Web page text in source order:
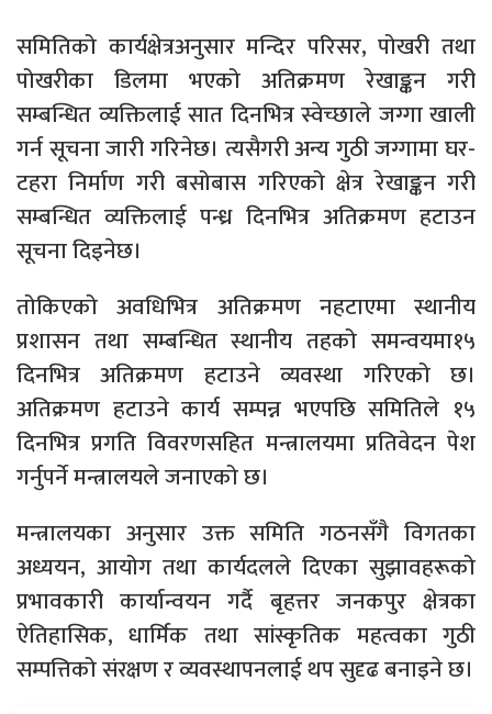
समितिको कार्यक्षेत्रअनुसार मन्दिर परिसर, पोखरी तथा
पोखरीका डिलमा भएको अतिक्रमण रेखाङ्कन गरी
सम्बन्धित व्यक्तिलाई सात दिनभित्र स्वेच्छाले जग्गा खाली
गर्न सूचना जारी गरिनेछ। त्यसैगरी अन्य गुठी जग्गामा घर-
टहरा निर्माण गरी बसोबास गरिएको क्षेत्र रेखाङ्कन गरी
सम्बन्धित व्यक्तिलाई पन्ध्र दिनभित्र अतिक्रमण हटाउन
सूचना दिइनेछ।
तोकिएको अवधिभित्र अतिक्रमण नहटाएमा स्थानीय
प्रशासन तथा सम्बन्धित स्थानीय तहको समन्वयमा१५
दिनभित्र अतिक्रमण हटाउने व्यवस्था गरिएको छ।
अतिक्रमण हटाउने कार्य सम्पन्न भएपछि समितिले १५
दिनभित्र प्रगति विवरणसहित मन्त्रालयमा प्रतिवेदन पेश
गर्नुपर्ने मन्त्रालयले जनाएको छ।
मन्त्रालयका अनुसार उक्त समिति गठनसँगै विगतका
अध्ययन, आयोग तथा कार्यदलले दिएका सुझावहरूको
प्रभावकारी कार्यान्वयन गर्दै बृहत्तर जनकपुर क्षेत्रका
ऐतिहासिक, धार्मिक तथा सांस्कृतिक महत्वका गुठी
सम्पत्तिको संरक्षण र व्यवस्थापनलाई थप सुदृढ बनाइने छ।